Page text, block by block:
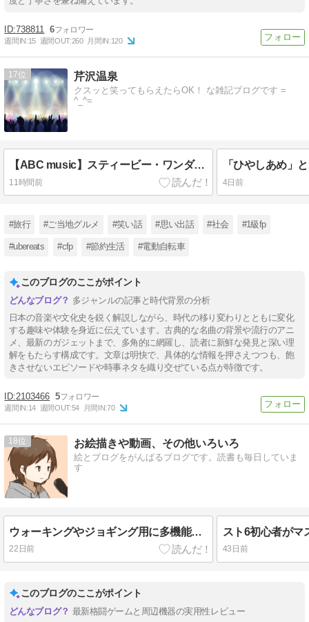
738811 6
週間IN:15 週間OUT:260 月間IN:120
17 芹沢温泉
クスッと笑ってもらえたらOK！ な雑記ブログです =
^_^=
【ABC music】スティービー・ワンダー「I Just Called to Say I Love You」2007年大阪ライブの思い出
11時間前 4日前
#旅行 #ご当地グルメ #笑い話 #思い出話 #社会 #1級fp
#ubereats #cfp #節約生活 #電動自転車
このブログのここがポイント
多ジャンルの記事と時代背景の分析
日本の音楽や文化史を鋭く解説しながら、時代の移り変わりとともに変化
する趣味や体験を身近に伝えています。古典的な名曲の背景や流行のアニ
メ、最新のガジェットまで、多角的に網羅し、読者に新鮮な発見と深い理
解をもたらす構成です。文章は明快で、具体的な情報を押さえつつも、飽
きさせないエピソードや時事ネタを織り交ぜている点が特徴です。
2103466 5
週間IN:14 週間OUT:54 月間IN:70
18 お絵描きや動画、その他いろいろ
絵とブログをがんばるブログです。読書も毎日していま
す
ウォーキングやジョギング用に多機能な小型音楽プレーヤーを買ってみた
22日前 43日前
このブログのここがポイント
最新格闘ゲームと周辺機器の実用性レビュー